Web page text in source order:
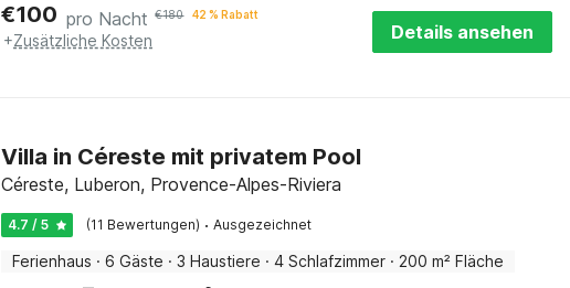
€100 pro Nacht €180 42 % Rabatt
+Zusätzliche Kosten Details ansehen
Villa in Céreste mit privatem Pool
Céreste, Luberon, Provence-Alpes-Riviera
4.7 / 5 (11 Bewertungen) · Ausgezeichnet
Ferienhaus · 6 Gäste · 3 Haustiere · 4 Schlafzimmer · 200 m² Fläche